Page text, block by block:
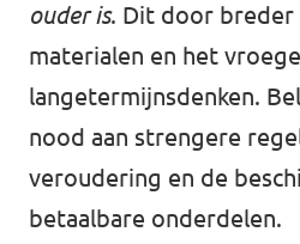
ouder is. Dit door breder
materialen en het
langetermijnsdenken.
nood aan strengere
veroudering en de
betaalbare onderdelen.